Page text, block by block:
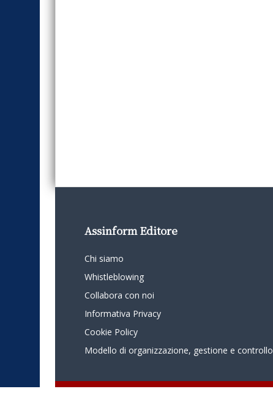
Assinform Editore
Chi siamo
Whistleblowing
Collabora con noi
Informativa Privacy
Cookie Policy
Modello di organizzazione, gestione e controllo